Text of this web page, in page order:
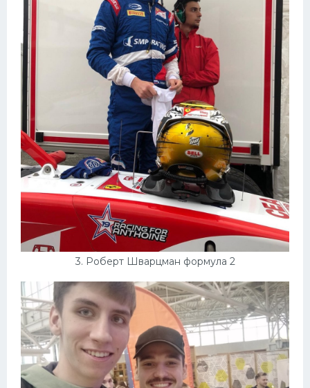
3. Роберт Шварцман формула 2